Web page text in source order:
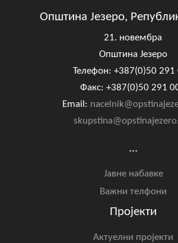
Општина Језеро,
21. новембра
Општина Језеро
Телефон: +387(0)50 291
Факс: +387(0)50 291
Email:
...
Јавне набавке
Важни телфони
Пројекти
Актуелни пројекти